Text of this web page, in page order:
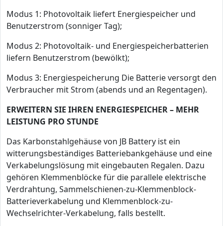
Modus 1: Photovoltaik liefert Energiespeicher und
Benutzerstrom (sonniger Tag);
Modus 2: Photovoltaik- und Energiespeicherbatterien
liefern Benutzerstrom (bewölkt);
Modus 3: Energiespeicherung Die Batterie versorgt den
Verbraucher mit Strom (abends und an Regentagen).
ERWEITERN SIE IHREN ENERGIESPEICHER – MEHR
LEISTUNG PRO STUNDE
Das Karbonstahlgehäuse von JB Battery ist ein
witterungsbeständiges Batteriebankgehäuse und eine
Verkabelungslösung mit eingebauten Regalen. Dazu
gehören Klemmenblöcke für die parallele elektrische
Verdrahtung, Sammelschienen-zu-Klemmenblock-
Batterieverkabelung und Klemmenblock-zu-
Wechselrichter-Verkabelung, falls bestellt.